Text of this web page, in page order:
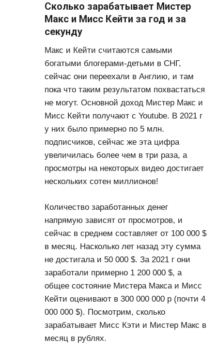
Сколько зарабатывает Мистер
Макс и Мисс Кейти за год и за
секунду
Макс и Кейти считаются самыми
богатыми блогерами-детьми в СНГ,
сейчас они переехали в Англию, и там
пока что таким результатом похвастаться
не могут. Основной доход Мистер Макс и
Мисс Кейти получают с Youtube. В 2021 г
у них было примерно по 5 млн.
подписчиков, сейчас же эта цифра
увеличилась более чем в три раза, а
просмотры на некоторых видео достигает
нескольких сотен миллионов!
Количество заработанных денег
напрямую зависят от просмотров, и
сейчас в среднем составляет от 100 000 $
в месяц. Насколько лет назад эту сумма
не достигала и 50 000 $. За 2021 г они
заработали примерно 1 200 000 $, а
общее состояние Мистера Макса и Мисс
Кейти оценивают в 300 000 000 р (почти 4
000 000 $). Посмотрим, сколько
зарабатывает Мисс Кэти и Мистер Макс в
месяц в рублях.